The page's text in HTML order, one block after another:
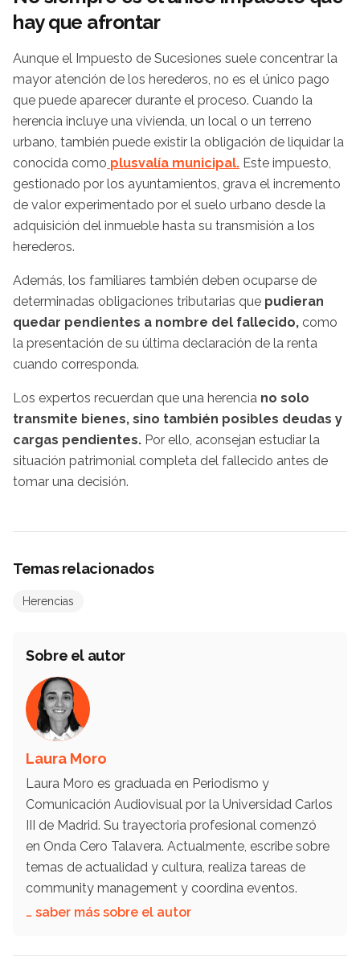
hay que afrontar
Aunque el Impuesto de Sucesiones suele concentrar la
mayor atención de los herederos, no es el único pago
que puede aparecer durante el proceso. Cuando la
herencia incluye una vivienda, un local o un terreno
urbano, también puede existir la obligación de liquidar la
conocida como plusvalía municipal. Este impuesto,
gestionado por los ayuntamientos, grava el incremento
de valor experimentado por el suelo urbano desde la
adquisición del inmueble hasta su transmisión a los
herederos.
Además, los familiares también deben ocuparse de
determinadas obligaciones tributarias que pudieran
quedar pendientes a nombre del fallecido, como
la presentación de su última declaración de la renta
cuando corresponda.
Los expertos recuerdan que una herencia no solo
transmite bienes, sino también posibles deudas y
cargas pendientes. Por ello, aconsejan estudiar la
situación patrimonial completa del fallecido antes de
tomar una decisión.
Temas relacionados
Herencias
Sobre el autor
Laura Moro
Laura Moro es graduada en Periodismo y
Comunicación Audiovisual por la Universidad Carlos
III de Madrid. Su trayectoria profesional comenzó
en Onda Cero Talavera. Actualmente, escribe sobre
temas de actualidad y cultura, realiza tareas de
community management y coordina eventos.
… saber más sobre el autor